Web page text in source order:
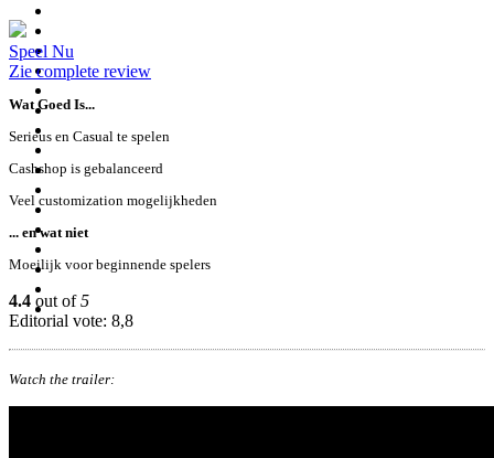
Speel Nu
Zie complete review
Wat Goed Is...
Serieus en Casual te spelen
Cashshop is gebalanceerd
Veel customization mogelijkheden
... en wat niet
Moeilijk voor beginnende spelers
4.4 out of5
Editorial vote: 8,8
Watch the trailer: